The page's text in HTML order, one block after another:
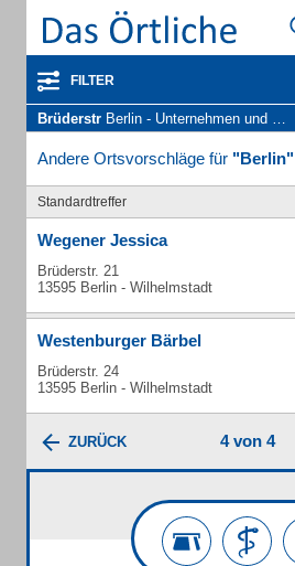
FILTER
Brüderstr Berlin - Unternehmen und Personen
Andere Ortsvorschläge für "Berlin"
Standardtreffer
Wegener Jessica
Brüderstr. 21
13595 Berlin - Wilhelmstadt
Westenburger Bärbel
Brüderstr. 24
13595 Berlin - Wilhelmstadt
ZURÜCK 4 von 4